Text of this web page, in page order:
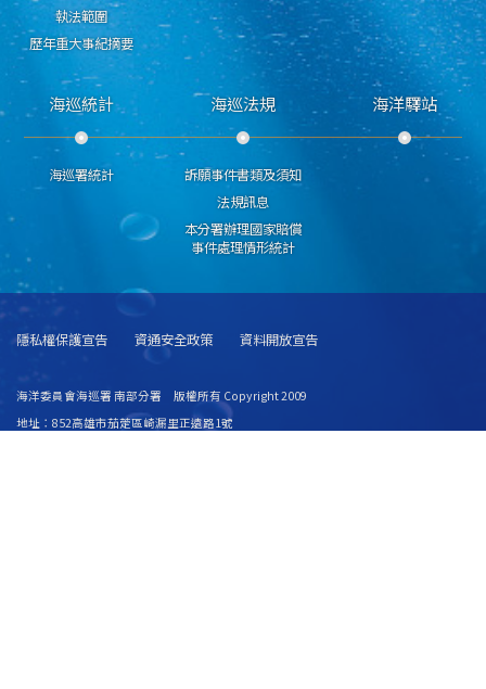
執法範圍
歷年重大事紀摘要
海巡統計
海巡署統計
海巡法規
訴願事件書類及須知
法規訊息
本分署辦理國家賠償
事件處理情形統計
海洋驛站
隱私權保護宣告 資通安全政策 資料開放宣告
海洋委員會海巡署 南部分署 版權所有 Copyright 2009
地址：852高雄市茄萣區崎漏里正遠路1號